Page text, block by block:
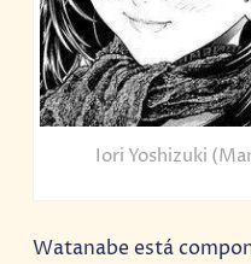
Iori Yoshizuki
Watanabe está